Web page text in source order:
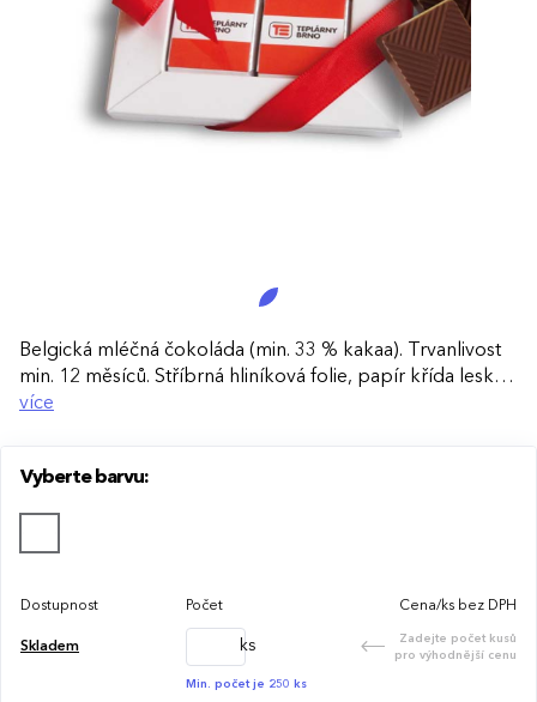
Belgická mléčná čokoláda (min. 33 % kakaa). Trvanlivost
min. 12 měsíců. Stříbrná hliníková folie, papír křída lesk
90 g/m2 + bílá lepenka 250 g/m2 (potisk krabičky na
více
Vyberte barvu:
Dostupnost Počet Cena/ks bez DPH
Skladem ks
Zadejte počet kusů
pro výhodnější cenu
Min. počet je 250 ks